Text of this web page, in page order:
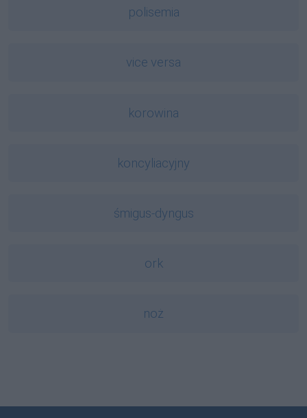
polisemia
vice versa
korowina
koncyliacyjny
śmigus-dyngus
ork
noż